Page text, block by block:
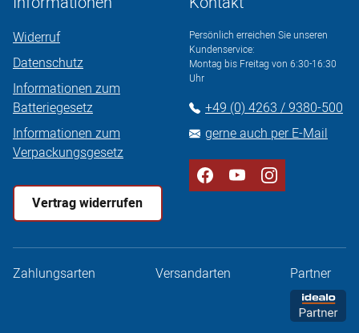
Widerruf
Datenschutz
Informationen zum
Batteriegesetz
Informationen zum
Verpackungsgesetz
Vertrag widerrufen
Persönlich erreichen Sie unseren
Kundenservice:
Montag bis Freitag von 6:30-16:30
Uhr
+49 (0) 4263 / 9380-500
gerne auch per E-Mail
Zahlungsarten Versandarten Partner